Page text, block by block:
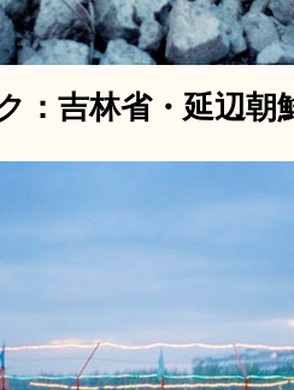
：吉林省・延辺朝